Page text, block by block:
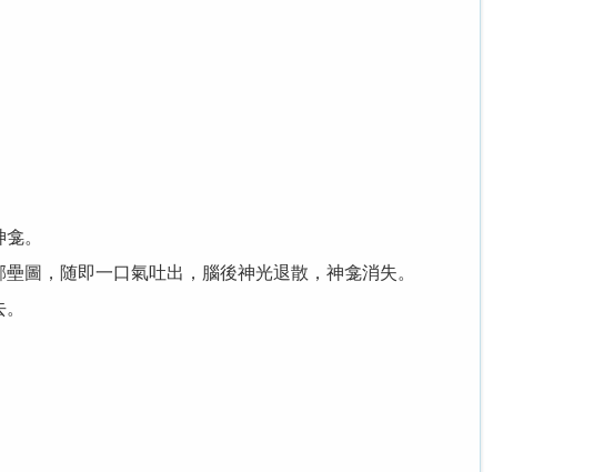
。
，随即一口氣吐出，腦後神光退散，神龛消失。